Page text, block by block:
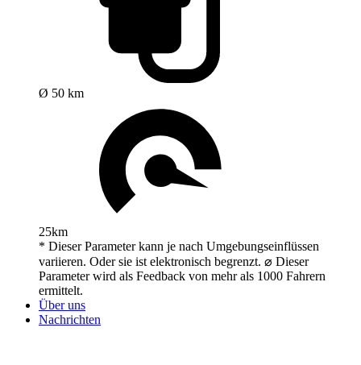
Ø 50 km
25km
* Dieser Parameter kann je nach Umgebungseinflüssen
variieren. Oder sie ist elektronisch begrenzt. ⌀ Dieser
Parameter wird als Feedback von mehr als 1000 Fahrern
ermittelt.
Über uns
Nachrichten